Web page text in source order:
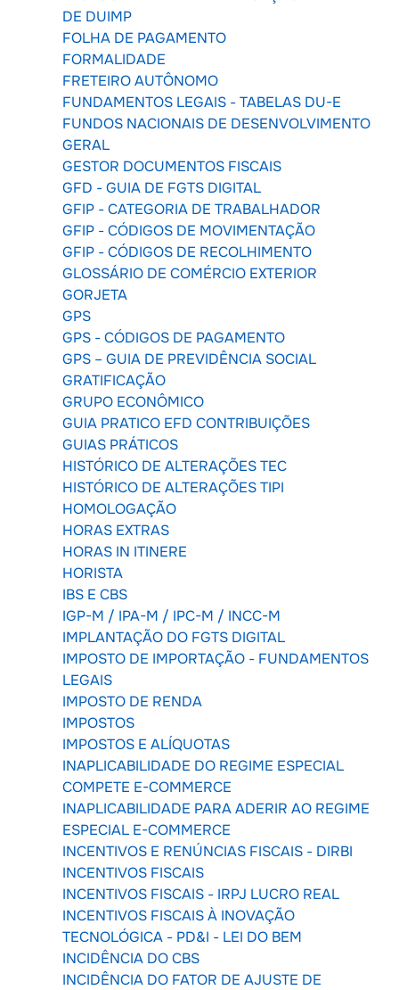
DE DUIMP
FOLHA DE PAGAMENTO
FORMALIDADE
FRETEIRO AUTÔNOMO
FUNDAMENTOS LEGAIS - TABELAS DU-E
FUNDOS NACIONAIS DE DESENVOLVIMENTO
GERAL
GESTOR DOCUMENTOS FISCAIS
GFD - GUIA DE FGTS DIGITAL
GFIP - CATEGORIA DE TRABALHADOR
GFIP - CÓDIGOS DE MOVIMENTAÇÃO
GFIP - CÓDIGOS DE RECOLHIMENTO
GLOSSÁRIO DE COMÉRCIO EXTERIOR
GORJETA
GPS
GPS - CÓDIGOS DE PAGAMENTO
GPS – GUIA DE PREVIDÊNCIA SOCIAL
GRATIFICAÇÃO
GRUPO ECONÔMICO
GUIA PRATICO EFD CONTRIBUIÇÕES
GUIAS PRÁTICOS
HISTÓRICO DE ALTERAÇÕES TEC
HISTÓRICO DE ALTERAÇÕES TIPI
HOMOLOGAÇÃO
HORAS EXTRAS
HORAS IN ITINERE
HORISTA
IBS E CBS
IGP-M / IPA-M / IPC-M / INCC-M
IMPLANTAÇÃO DO FGTS DIGITAL
IMPOSTO DE IMPORTAÇÃO - FUNDAMENTOS
LEGAIS
IMPOSTO DE RENDA
IMPOSTOS
IMPOSTOS E ALÍQUOTAS
INAPLICABILIDADE DO REGIME ESPECIAL
COMPETE E-COMMERCE
INAPLICABILIDADE PARA ADERIR AO REGIME
ESPECIAL E-COMMERCE
INCENTIVOS E RENÚNCIAS FISCAIS - DIRBI
INCENTIVOS FISCAIS
INCENTIVOS FISCAIS - IRPJ LUCRO REAL
INCENTIVOS FISCAIS À INOVAÇÃO
TECNOLÓGICA - PD&I - LEI DO BEM
INCIDÊNCIA DO CBS
INCIDÊNCIA DO FATOR DE AJUSTE DE